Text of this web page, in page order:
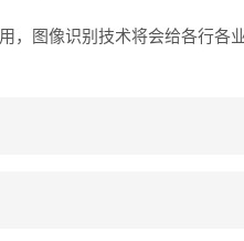
，图像识别技术将会给各行各